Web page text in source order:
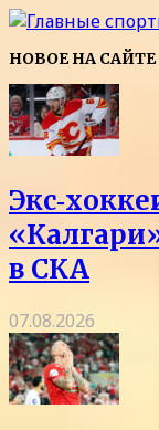
НОВОЕ НА САЙТЕ
в СКА
07.08.2026